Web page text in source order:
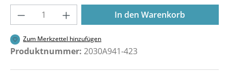
Produkt Anzahl: Gib den gewünschten
In den Warenkorb
Zum Merkzettel hinzufügen
Produktnummer: 2030A941-423